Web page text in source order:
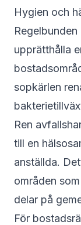
Hygien och
upprätthålla
sopkärlen
Ren
till en
anställda.
områden
delar på
För